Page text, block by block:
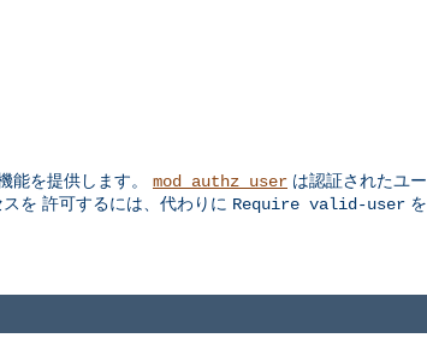
能を提供します。 mod_authz_user は認証されたユー
を 許可するには、代わりに Require valid-user を